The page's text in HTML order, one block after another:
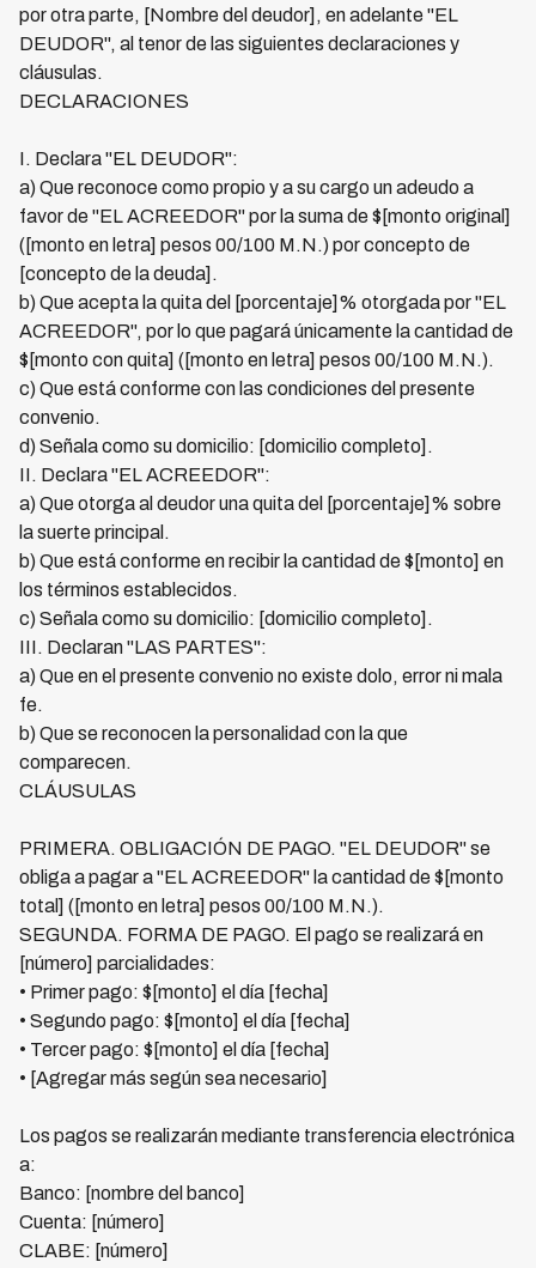
por otra parte, [Nombre del deudor], en adelante "EL
DEUDOR", al tenor de las siguientes declaraciones y
cláusulas.
DECLARACIONES
I. Declara "EL DEUDOR":
a) Que reconoce como propio y a su cargo un adeudo a
favor de "EL ACREEDOR" por la suma de $[monto original]
([monto en letra] pesos 00/100 M.N.) por concepto de
[concepto de la deuda].
b) Que acepta la quita del [porcentaje]% otorgada por "EL
ACREEDOR", por lo que pagará únicamente la cantidad de
$[monto con quita] ([monto en letra] pesos 00/100 M.N.).
c) Que está conforme con las condiciones del presente
convenio.
d) Señala como su domicilio: [domicilio completo].
II. Declara "EL ACREEDOR":
a) Que otorga al deudor una quita del [porcentaje]% sobre
la suerte principal.
b) Que está conforme en recibir la cantidad de $[monto] en
los términos establecidos.
c) Señala como su domicilio: [domicilio completo].
III. Declaran "LAS PARTES":
a) Que en el presente convenio no existe dolo, error ni mala
fe.
b) Que se reconocen la personalidad con la que
comparecen.
CLÁUSULAS
PRIMERA. OBLIGACIÓN DE PAGO. "EL DEUDOR" se
obliga a pagar a "EL ACREEDOR" la cantidad de $[monto
total] ([monto en letra] pesos 00/100 M.N.).
SEGUNDA. FORMA DE PAGO. El pago se realizará en
[número] parcialidades:
• Primer pago: $[monto] el día [fecha]
• Segundo pago: $[monto] el día [fecha]
• Tercer pago: $[monto] el día [fecha]
• [Agregar más según sea necesario]
Los pagos se realizarán mediante transferencia electrónica
a:
Banco: [nombre del banco]
Cuenta: [número]
CLABE: [número]